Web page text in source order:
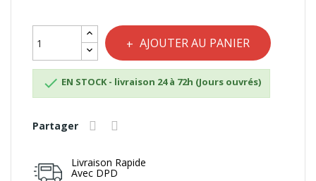
AJOUTER AU PANIER
 EN STOCK - livraison 24 à 72h (Jours ouvrés)
Partager
Livraison Rapide
Avec DPD